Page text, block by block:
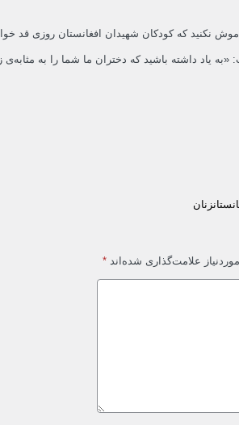
نکنید که کودکان شهیدان افغانستان روزی قد
«به یاد داشته باشید که دختران ما شما را به
زنان
علامت‌گذاری شده‌اند *